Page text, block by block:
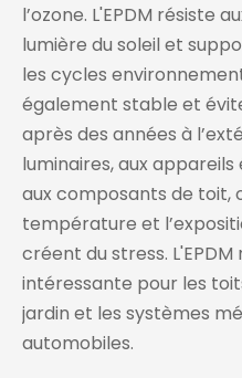
l’ozone. L'EPDM résiste
lumière du soleil et
les cycles
également stable et
après des années à
luminaires, aux
aux composants de toit,
température et
créent du stress.
intéressante pour les
jardin et les systèmes
automobiles.